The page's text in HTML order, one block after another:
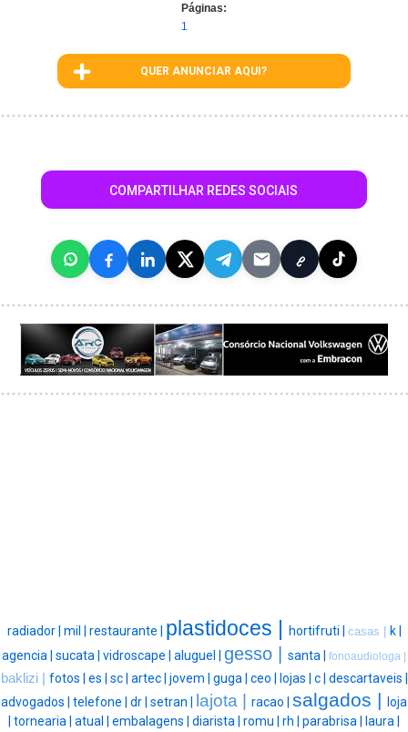
Páginas:
1
QUER ANUNCIAR AQUI?
COMPARTILHAR REDES SOCIAIS
radiador | mil | restaurante | plastidoces | hortifruti | casas | k |
agencia | sucata | vidroscape | aluguel | gesso | santa | fonoaudiologa |
baklizi | fotos | es | sc | artec | jovem | guga | ceo | lojas | c | descartaveis |
advogados | telefone | dr | setran | lajota | racao | salgados |
loja
tornearia | atual | embalagens | diarista | romu | rh | parabrisa | laura |